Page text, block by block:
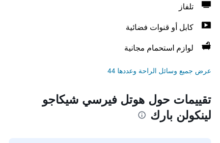
تلفاز
كابل أو قنوات فضائية
لوازم استحمام مجانية
عرض جميع وسائل الراحة وعددها 44
تقييمات حول هوتل فيرسي شيكاجو
لينكولن بارك